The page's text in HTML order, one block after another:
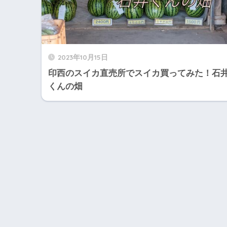
2023年10月15日
印西のスイカ直売所でスイカ買ってみた！石
くんの畑